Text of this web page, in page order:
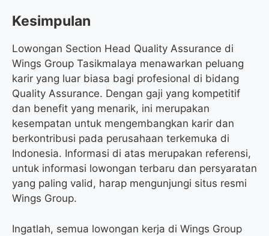
Kesimpulan
Lowongan Section Head Quality Assurance di
Wings Group Tasikmalaya menawarkan peluang
karir yang luar biasa bagi profesional di bidang
Quality Assurance. Dengan gaji yang kompetitif
dan benefit yang menarik, ini merupakan
kesempatan untuk mengembangkan karir dan
berkontribusi pada perusahaan terkemuka di
Indonesia. Informasi di atas merupakan referensi,
untuk informasi lowongan terbaru dan persyaratan
yang paling valid, harap mengunjungi situs resmi
Wings Group.
Ingatlah, semua lowongan kerja di Wings Group